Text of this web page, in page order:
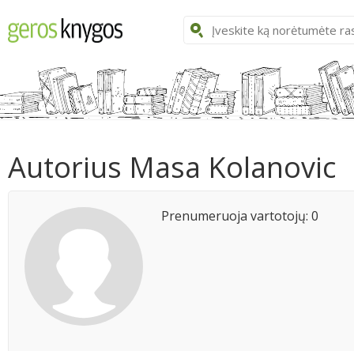
Autorius Masa Kolanovic
Prenumeruoja vartotojų: 0